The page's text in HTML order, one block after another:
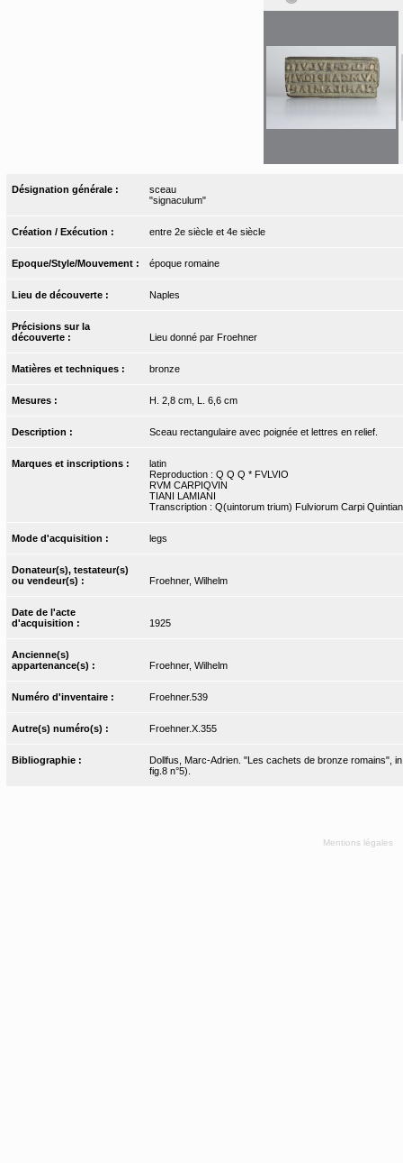
Désignation générale :
sceau
"signaculum"
Création / Exécution : entre 2e siècle et 4e siècle
Epoque/Style/Mouvement : époque romaine
Lieu de découverte : Naples
Précisions sur la
découverte :
Lieu donné par Froehner
Matières et techniques : bronze
Mesures : H. 2,8 cm, L. 6,6 cm
Description : Sceau rectangulaire avec poignée et lettres en relief.
Marques et inscriptions :
latin
Reproduction : Q Q Q * FVLVIO
RVM CARPIQVIN
TIANI LAMIANI
Transcription : Q(uintorum trium) Fulviorum Carpi
Mode d'acquisition : legs
Donateur(s), testateur(s)
ou vendeur(s) :
Froehner, Wilhelm
Date de l'acte
d'acquisition :
1925
Ancienne(s)
appartenance(s) :
Froehner, Wilhelm
Numéro d'inventaire : Froehner.539
Autre(s) numéro(s) : Froehner.X.355
Bibliographie :
Dollfus, Marc-Adrien. "Les cachets de bronze romains",
fig.8 n°5).
Mentions légales